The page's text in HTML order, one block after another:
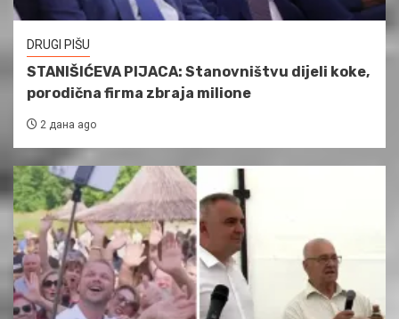
DRUGI PIŠU
STANIŠIĆEVA PIJACA: Stanovništvu dijeli koke,
porodična firma zbraja milione
2 дана ago